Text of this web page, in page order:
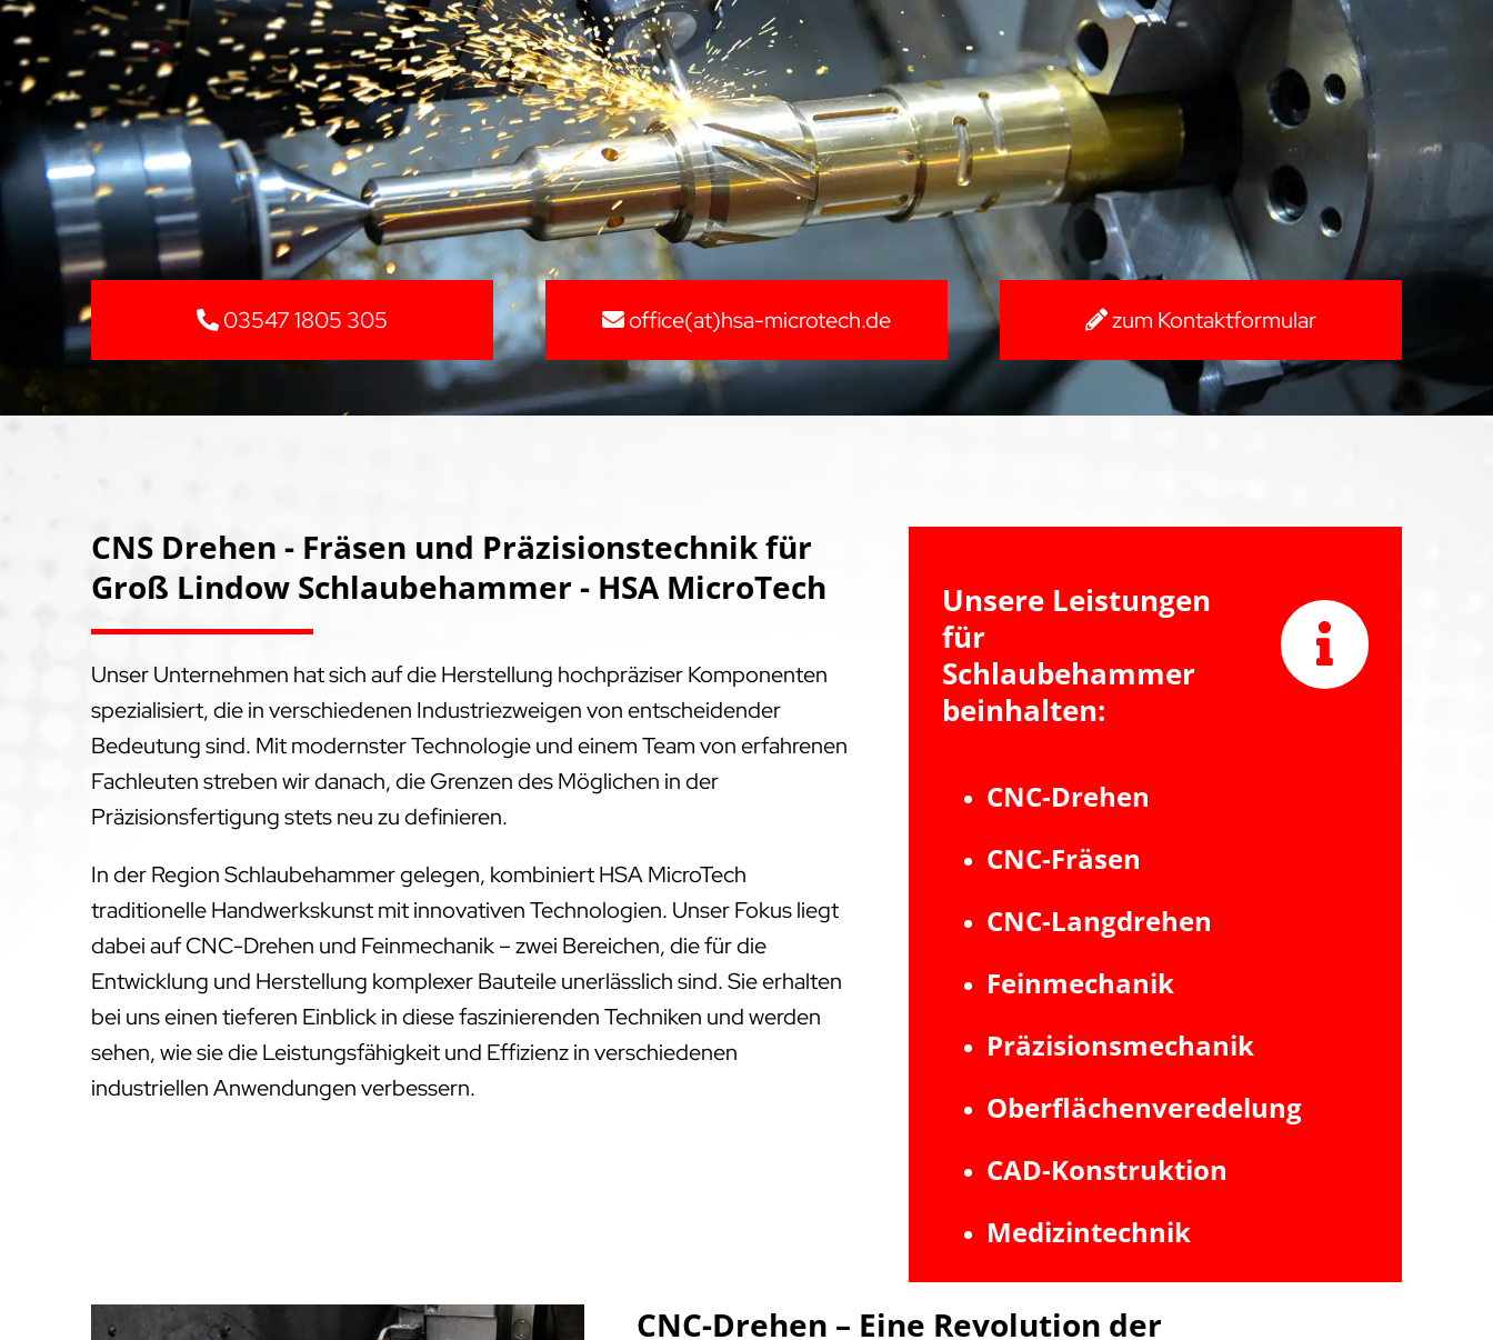
03547 1805 305 office(at)hsa-microtech.de zum Kontaktformular
CNS Drehen - Fräsen und Präzisionstechnik für
Groß Lindow Schlaubehammer - HSA MicroTech
Unser Unternehmen hat sich auf die Herstellung hochpräziser Komponenten
spezialisiert, die in verschiedenen Industriezweigen von entscheidender
Bedeutung sind. Mit modernster Technologie und einem Team von erfahrenen
Fachleuten streben wir danach, die Grenzen des Möglichen in der
Präzisionsfertigung stets neu zu definieren.
In der Region Schlaubehammer gelegen, kombiniert HSA MicroTech
traditionelle Handwerkskunst mit innovativen Technologien. Unser Fokus liegt
dabei auf CNC-Drehen und Feinmechanik – zwei Bereichen, die für die
Entwicklung und Herstellung komplexer Bauteile unerlässlich sind. Sie erhalten
bei uns einen tieferen Einblick in diese faszinierenden Techniken und werden
sehen, wie sie die Leistungsfähigkeit und Effizienz in verschiedenen
industriellen Anwendungen verbessern.
Unsere Leistungen
für
Schlaubehammer
beinhalten:
CNC-Drehen
CNC-Fräsen
CNC-Langdrehen
Feinmechanik
Präzisionsmechanik
Oberflächenveredelung
CAD-Konstruktion
Medizintechnik
CNC-Drehen – Eine Revolution der